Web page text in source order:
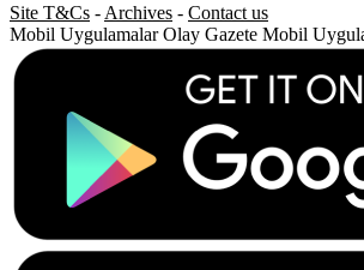
Site T&Cs - Archives - Contact us
Mobil Uygulamalar Olay Gazete Mobil